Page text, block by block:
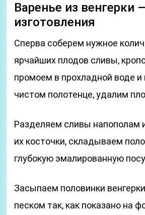
Варенье из венгерки
изготовления
Сперва соберем нужное
ярчайших плодов сливы,
промоем в прохладной воде
чистом полотенце, удалим
Разделяем сливы напополам
их косточки, складываем
глубокую эмалированную
Засыпаем половинки
песком так, как показано на